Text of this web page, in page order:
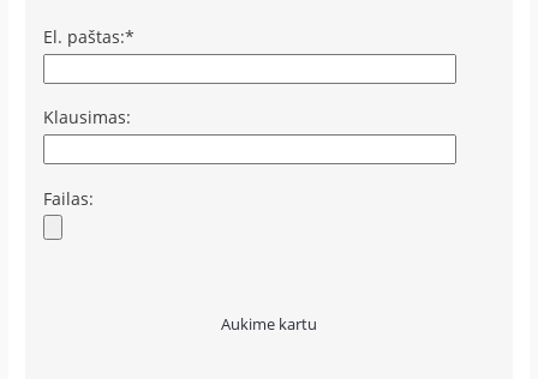
El. paštas:*
Klausimas:
Failas:
Aukime kartu